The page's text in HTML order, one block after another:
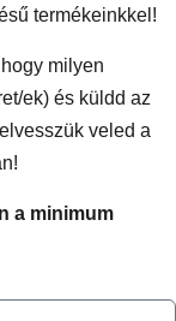
termékeinkkel!
milyen
ek) és küldd az
veled a
a minimum